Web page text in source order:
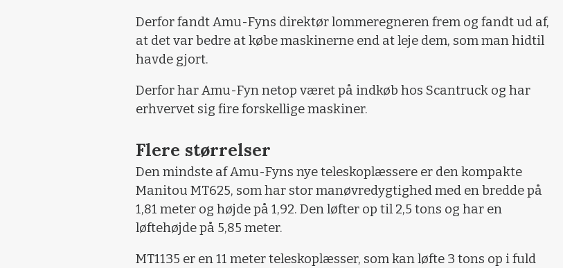
Derfor fandt Amu-Fyns direktør lommeregneren frem og fandt ud af,
at det var bedre at købe maskinerne end at leje dem, som man hidtil
havde gjort.
Derfor har Amu-Fyn netop været på indkøb hos Scantruck og har
erhvervet sig fire forskellige maskiner.
Flere størrelser
Den mindste af Amu-Fyns nye teleskoplæssere er den kompakte
Manitou MT625, som har stor manøvredygtighed med en bredde på
1,81 meter og højde på 1,92. Den løfter op til 2,5 tons og har en
løftehøjde på 5,85 meter.
MT1135 er en 11 meter teleskoplæsser, som kan løfte 3 tons op i fuld